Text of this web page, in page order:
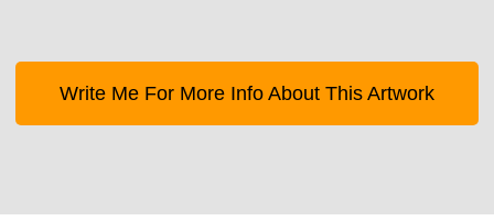
Write Me For More Info About This Artwork